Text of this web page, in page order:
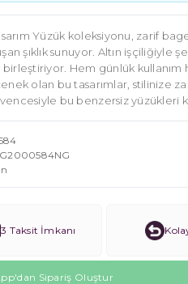
Yüzük koleksiyonu, zarif
şıklık sunuyor. Altın işçiliğiyle
birleştiriyor. Hem günlük kullanım
olan bu tasarımlar, stilinize
bu benzersiz yüzükleri
3 Taksit İmkanı
Sipariş Oluştur